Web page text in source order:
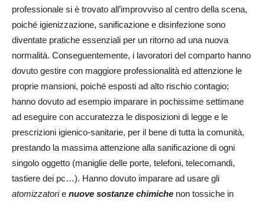
professionale si è trovato all’improvviso al centro della scena,
poiché igienizzazione, sanificazione e disinfezione sono
diventate pratiche essenziali per un ritorno ad una nuova
normalità. Conseguentemente, i lavoratori del comparto hanno
dovuto gestire con maggiore professionalità ed attenzione le
proprie mansioni, poiché esposti ad alto rischio contagio;
hanno dovuto ad esempio imparare in pochissime settimane
ad eseguire con accuratezza le disposizioni di legge e le
prescrizioni igienico-sanitarie, per il bene di tutta la comunità,
prestando la massima attenzione alla sanificazione di ogni
singolo oggetto (maniglie delle porte, telefoni, telecomandi,
tastiere dei pc…). Hanno dovuto imparare ad usare gli
atomizzatorie nuove sostanze chimiche non tossiche in